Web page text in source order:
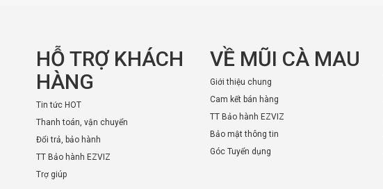
HỖ TRỢ KHÁCH
HÀNG
Tin tức HOT
Thanh toán, vận chuyển
Đổi trả, bảo hành
TT Bảo hành EZVIZ
Trợ giúp
VỀ MŨI CÀ MAU
Giới thiệu chung
Cam kết bán hàng
TT Bảo hành EZVIZ
Bảo mật thông tin
Góc Tuyển dụng